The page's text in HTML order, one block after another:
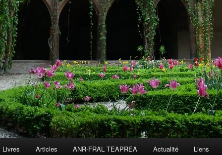
Livres Articles ANR-FRAL TEAPREA Actualité Liens